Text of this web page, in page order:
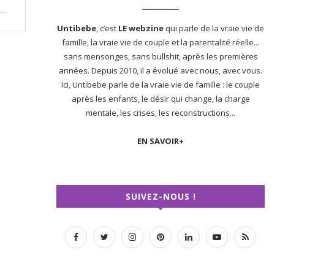
Untibebe, c’est LE webzinequi parle de la vraie vie de
famille, la vraie vie de couple et la parentalité réelle...
sans mensonges, sans bullshit, après les premières
années. Depuis 2010, il a évolué avec nous, avec vous.
Ici, Untibebe parle de la vraie vie de famille : le couple
après les enfants, le désir qui change, la charge
mentale, les crises, les reconstructions...
EN SAVOIR+
SUIVEZ-NOUS !